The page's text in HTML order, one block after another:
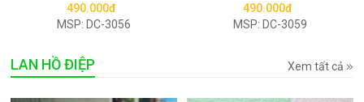
490.000đ
MSP: DC-3056
490.000đ
MSP: DC-3059
LAN HỒ ĐIỆP Xem tất cả